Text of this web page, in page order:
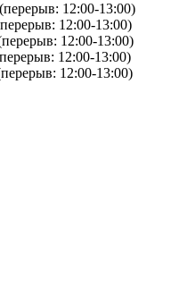
12:00-13:00)
12:00-13:00)
12:00-13:00)
12:00-13:00)
12:00-13:00)